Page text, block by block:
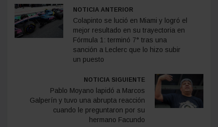
NOTICIA ANTERIOR
Colapinto se lució en Miami y logró el
mejor resultado en su trayectoria en
Fórmula 1: terminó 7° tras una
sanción a Leclerc que lo hizo subir
un puesto
NOTICIA SIGUIENTE
Pablo Moyano lapidó a Marcos
Galperín y tuvo una abrupta reacción
cuando le preguntaron por su
hermano Facundo